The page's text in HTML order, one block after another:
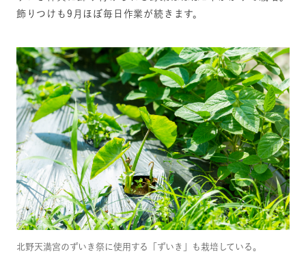
飾りつけも9月ほぼ毎日作業が続きます。
北野天満宮のずいき祭に使用する「ずいき」も栽培している。